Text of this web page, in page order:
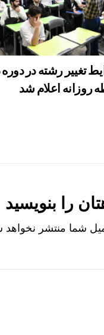
تغییر رشته در
روزانه اعلام شد
را بنویسید
شما منتشر نخواهد